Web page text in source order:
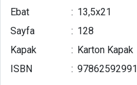
Ebat
: 13,5x21
Sayfa
: 128
Kapak
: Karton Kapak
ISBN
: